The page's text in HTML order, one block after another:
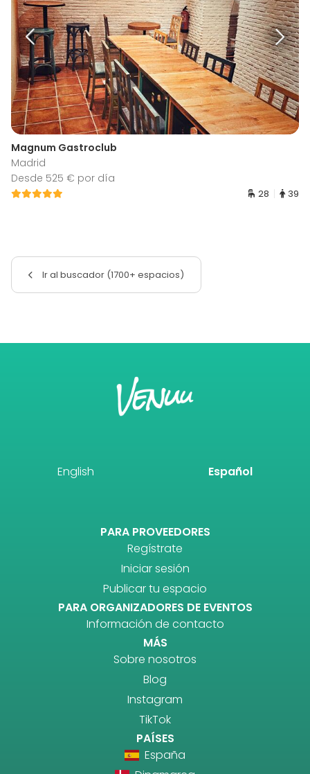
Magnum Gastroclub
Madrid
Desde 525 € por día
28 39
Ir al buscador (1700+ espacios)
English Español
PARA PROVEEDORES
Regístrate
Iniciar sesión
Publicar tu espacio
PARA ORGANIZADORES DE EVENTOS
Información de contacto
MÁS
Sobre nosotros
Blog
Instagram
TikTok
PAÍSES
España